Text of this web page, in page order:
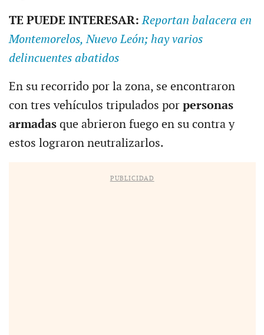
TE PUEDE INTERESAR:Reportan balacera en
Montemorelos, Nuevo León; hay varios
delincuentes abatidos
En su recorrido por la zona, se encontraron
con tres vehículos tripulados por personas
armadas que abrieron fuego en su contra y
estos lograron neutralizarlos.
PUBLICIDAD